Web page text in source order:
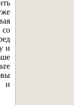
и
и